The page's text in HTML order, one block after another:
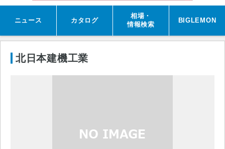
ニュース カタログ
相場・
情報検索
BIGLEMON
北日本建機工業